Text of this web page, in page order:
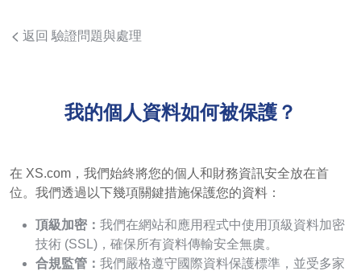
返回 驗證問題與處理
我的個人資料如何被保護？
在 XS.com，我們始終將您的個人和財務資訊安全放在首
位。我們透過以下幾項關鍵措施保護您的資料：
頂級加密： 我們在網站和應用程式中使用頂級資料加密
技術 (SSL)，確保所有資料傳輸安全無虞。
合規監管： 我們嚴格遵守國際資料保護標準，並受多家